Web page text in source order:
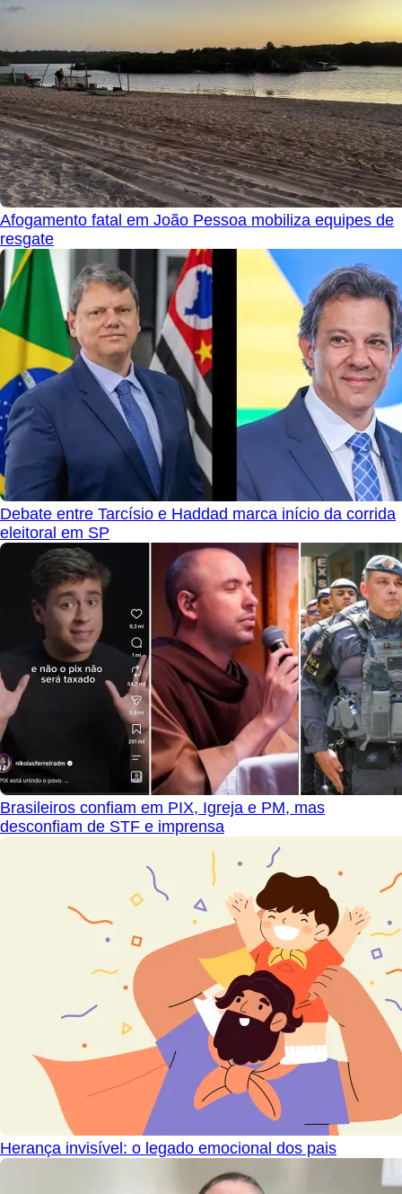
Afogamento fatal em João Pessoa mobiliza equipes de
resgate
Debate entre Tarcísio e Haddad marca início da corrida
eleitoral em SP
Brasileiros confiam em PIX, Igreja e PM, mas
desconfiam de STF e imprensa
Herança invisível: o legado emocional dos pais